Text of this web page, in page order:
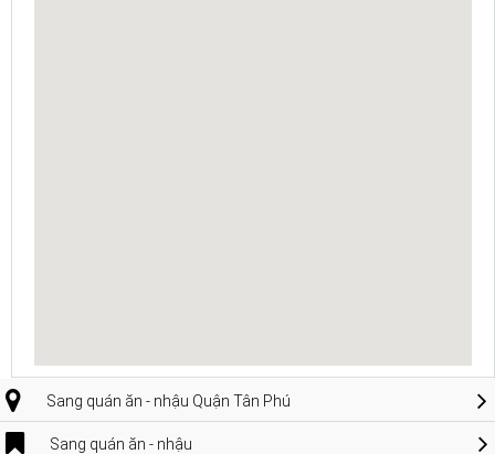
Sang quán ăn - nhậu Quận Tân Phú
Sang quán ăn - nhậu